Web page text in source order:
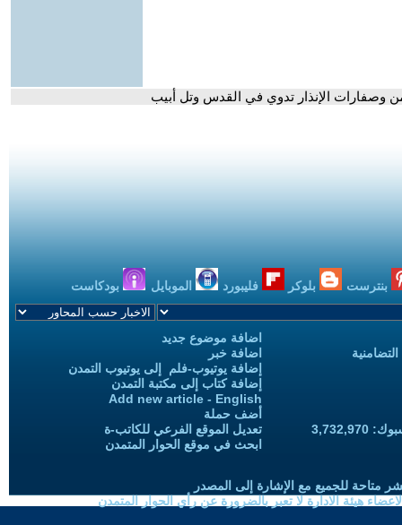
وصفارات الإنذار تدوي في القدس وتل أبيب
بنترست بلوكر فليبورد الموبايل بودكاست
اضافة موضوع جديد
اضافة خبر
إضافة يوتيوب-فلم إلى يوتيوب التمدن
إضافة كتاب إلى مكتبة التمدن
Add new article - English
أضف حملة
تعديل الموقع الفرعي للكاتب-ة
ابحث في موقع الحوار المتمدن
متاحة للجميع مع الإشارة إلى المصدر
هيئة الادارة لا تعبر بالضرورة عن رأي الحوار المتمدن